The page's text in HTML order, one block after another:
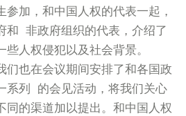
加，和中国人权的代表一起，
和 非政府组织的代表，介绍了
些人权侵犯以及社会背景。
也在会议期间安排了和各国政
系列 的会见活动，将我们关心
同的渠道加以提出。和中国人权